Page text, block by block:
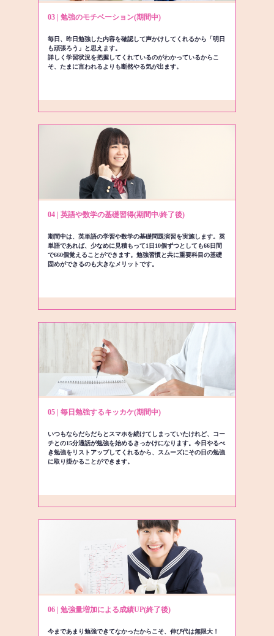
03 | 勉強のモチベーション(期間中)
毎日、昨日勉強した内容を確認して声かけしてくれるから「明日
も頑張ろう」と思えます。
詳しく学習状況を把握してくれているのがわかっているからこ
そ、たまに言われるよりも断然やる気が出ます。
04 | 英語や数学の基礎習得(期間中/終了後)
期間中は、英単語の学習や数学の基礎問題演習を実施します。英
単語であれば、少なめに見積もって1日10個ずつとしても66日間
で660個覚えることができます。勉強習慣と共に重要科目の基礎
固めができるのも大きなメリットです。
05 | 毎日勉強するキッカケ(期間中)
いつもならだらだらとスマホを続けてしまっていたけれど、コー
チとの15分通話が勉強を始めるきっかけになります。今日やるべ
き勉強をリストアップしてくれるから、スムーズにその日の勉強
に取り掛かることができます。
06 | 勉強量増加による成績UP(終了後)
今まであまり勉強できてなかったからこそ、伸び代は無限大！